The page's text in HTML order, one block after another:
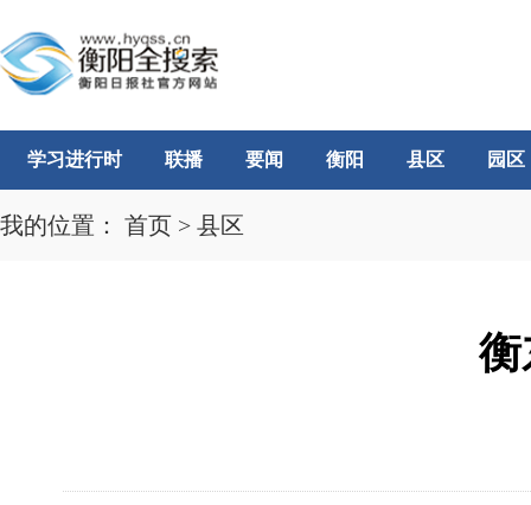
学习进行时 联播 要闻 衡阳 县区 园区
我的位置： 首页 > 县区
衡